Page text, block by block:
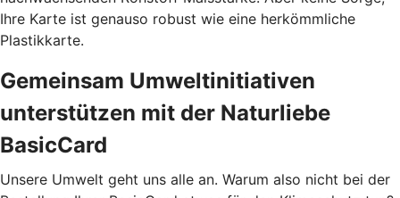
Ihre Karte ist genauso robust wie eine herkömmliche
Plastikkarte.
Gemeinsam Umweltinitiativen
unterstützen mit der Naturliebe
BasicCard
Unsere Umwelt geht uns alle an. Warum also nicht bei der